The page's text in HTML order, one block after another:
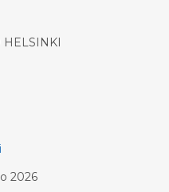
HELSINKI
2026